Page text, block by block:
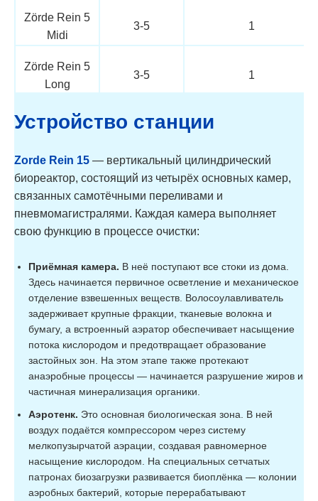
Zörde Rein 5
Midi
3-5 1
Zörde Rein 5
Long
3-5 1
Zörde Rein 8 6-8
Midi
6-8 1,6
Zörde Rein 8
Long
Zörde Rein 10
Midi
8-10 2
Zörde Rein 10
Long
8-10 2
Zörde Rein 12 10-12 2,4
10-12 2,4
Zörde Rein 12
10-12 2,4
Устройство станции
Zorde Rein 15 — вертикальный цилиндрический
биореактор, состоящий из четырёх основных камер,
связанных самотёчными переливами и
пневмомагистралями. Каждая камера выполняет
свою функцию в процессе очистки:
Приёмная камера. В неё поступают все стоки из дома.
Здесь начинается первичное осветление и механическое
отделение взвешенных веществ. Волосоулавливатель
задерживает крупные фракции, тканевые волокна и
бумагу, а встроенный аэратор обеспечивает насыщение
потока кислородом и предотвращает образование
застойных зон. На этом этапе также протекают
анаэробные процессы — начинается разрушение жиров и
частичная минерализация органики.
Аэротенк. Это основная биологическая зона. В ней
воздух подаётся компрессором через систему
мелкопузырчатой аэрации, создавая равномерное
насыщение кислородом. На специальных сетчатых
патронах биозагрузки развивается биоплёнка — колонии
аэробных бактерий, которые перерабатывают